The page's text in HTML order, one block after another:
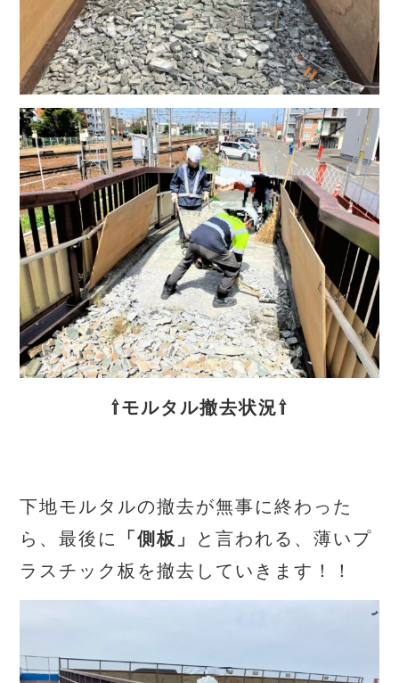
⇧モルタル撤去状況⇧
下地モルタルの撤去が無事に終わった
ら、最後に
「側板」
と言われる、薄いプ
ラスチック板を撤去していきます！！